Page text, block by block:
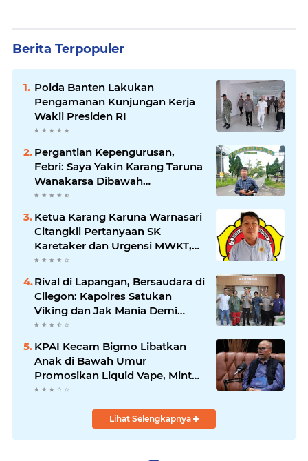
Berita Terpopuler
Polda Banten Lakukan
Pengamanan Kunjungan Kerja
Wakil Presiden RI
Pergantian Kepengurusan,
Febri: Saya Yakin Karang Taruna
Wanakarsa Dibawah
Kepemimpinan Bung Entus
Ketua Karang Karuna Warnasari
Citangkil Pertanyaan SK
Karetaker dan Urgensi MWKT,
Saat Suasana Berduka
Rival di Lapangan, Bersaudara di
Cilegon: Kapolres Satukan
Viking dan Jak Mania Demi
Nobar Damai Piala Presiden
KPAI Kecam Bigmo Libatkan
Anak di Bawah Umur
Promosikan Liquid Vape, Minta
Aparat Bertindak Tegas
Lihat Selengkapnya